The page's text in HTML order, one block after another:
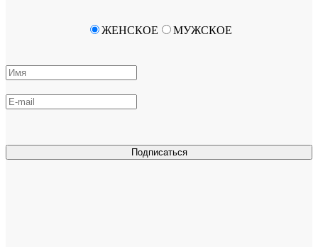
Подписаться
ЖЕНСКОЕ МУЖСКОЕ